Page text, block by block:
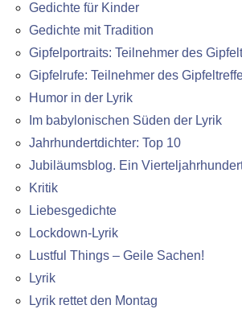
Gedichte für Kinder
Gedichte mit Tradition
Gipfelportraits: Teilnehmer des
Gipfelrufe: Teilnehmer des
Humor in der Lyrik
Im babylonischen Süden der Lyrik
Jahrhundertdichter: Top 10
Jubiläumsblog. Ein
Kritik
Liebesgedichte
Lockdown-Lyrik
Lustful Things – Geile Sachen!
Lyrik
Lyrik rettet den Montag